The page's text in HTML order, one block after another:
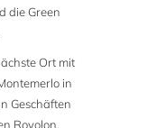
die Green
Ort mit
in
Geschäften
Rovolon.